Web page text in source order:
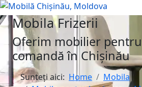
Mobila Frizerii
Oferim mobilier
comandă în Chișinău
Sunteți aici: Home
Mobila